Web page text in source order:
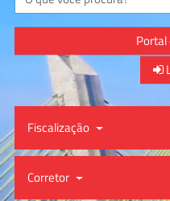
Fiscalização
Corretor